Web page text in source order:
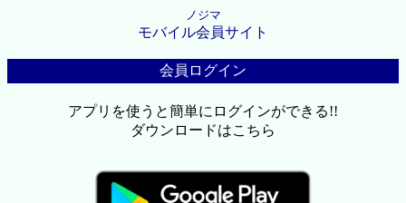
ノジマ
モバイル会員サイト
会員ログイン
アプリを使うと簡単にログインができる!!
ダウンロードはこちら